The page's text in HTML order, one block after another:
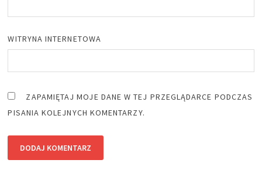
WITRYNA INTERNETOWA
ZAPAMIĘTAJ MOJE DANE W TEJ PRZEGLĄDARCE PODCZAS
PISANIA KOLEJNYCH KOMENTARZY.